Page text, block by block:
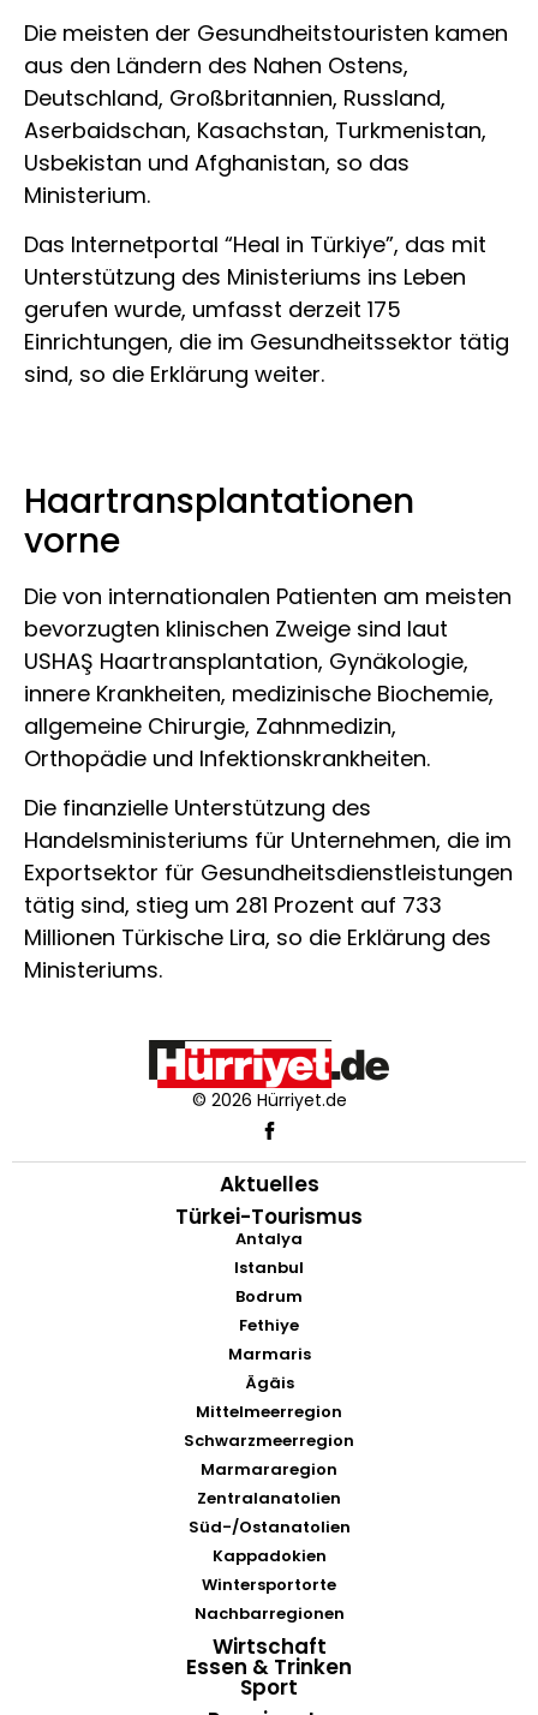
Die meisten der Gesundheitstouristen kamen
aus den Ländern des Nahen Ostens,
Deutschland, Großbritannien, Russland,
Aserbaidschan, Kasachstan, Turkmenistan,
Usbekistan und Afghanistan, so das
Ministerium.
Das Internetportal “Heal in Türkiye”, das mit
Unterstützung des Ministeriums ins Leben
gerufen wurde, umfasst derzeit 175
Einrichtungen, die im Gesundheitssektor tätig
sind, so die Erklärung weiter.
Haartransplantationen
vorne
Die von internationalen Patienten am meisten
bevorzugten klinischen Zweige sind laut
USHAŞ Haartransplantation, Gynäkologie,
innere Krankheiten, medizinische Biochemie,
allgemeine Chirurgie, Zahnmedizin,
Orthopädie und Infektionskrankheiten.
Die finanzielle Unterstützung des
Handelsministeriums für Unternehmen, die im
Exportsektor für Gesundheitsdienstleistungen
tätig sind, stieg um 281 Prozent auf 733
Millionen Türkische Lira, so die Erklärung des
Ministeriums.
© 2026 Hürriyet.de
Aktuelles
Türkei-Tourismus
Antalya
Istanbul
Bodrum
Fethiye
Marmaris
Ägäis
Mittelmeerregion
Schwarzmeerregion
Marmararegion
Zentralanatolien
Süd-/Ostanatolien
Kappadokien
Wintersportorte
Nachbarregionen
Wirtschaft
Essen & Trinken
Sport